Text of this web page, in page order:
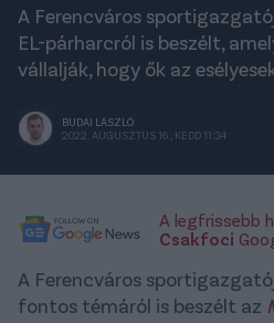
A Ferencváros
EL-párharcról is beszélt,
vállalják, hogy ők az
BUDAI LÁSZLÓ
2022. AUGUSZTUS 16., KEDD 11:34
A legfrissebb
Csakfoci
A Ferencváros
fontos témáról is beszélt az